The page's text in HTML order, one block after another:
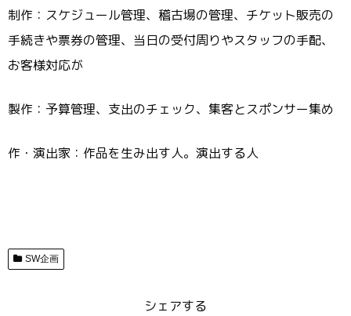
制作：スケジュール管理、稽古場の管理、チケット販売の
手続きや票券の管理、当日の受付周りやスタッフの手配、
お客様対応が
製作：予算管理、支出のチェック、集客とスポンサー集め
作・演出家：作品を生み出す人。演出する人
SW企画
シェアする